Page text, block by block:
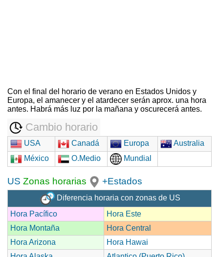
Con el final del horario de verano en Estados Unidos y
Europa, el amanecer y el atardecer serán aprox. una hora
antes. Habrá más luz por la mañana y oscurecerá antes.
Cambio horario
USA Canadá Europa
Australia
México
O.Medio Mundial
US Zonas horarias +Estados
Diferencia horaria con zonas de US
Hora Pacífico
Hora Este
Hora Montaña
Hora Central
Hora Arizona
Hora Hawai